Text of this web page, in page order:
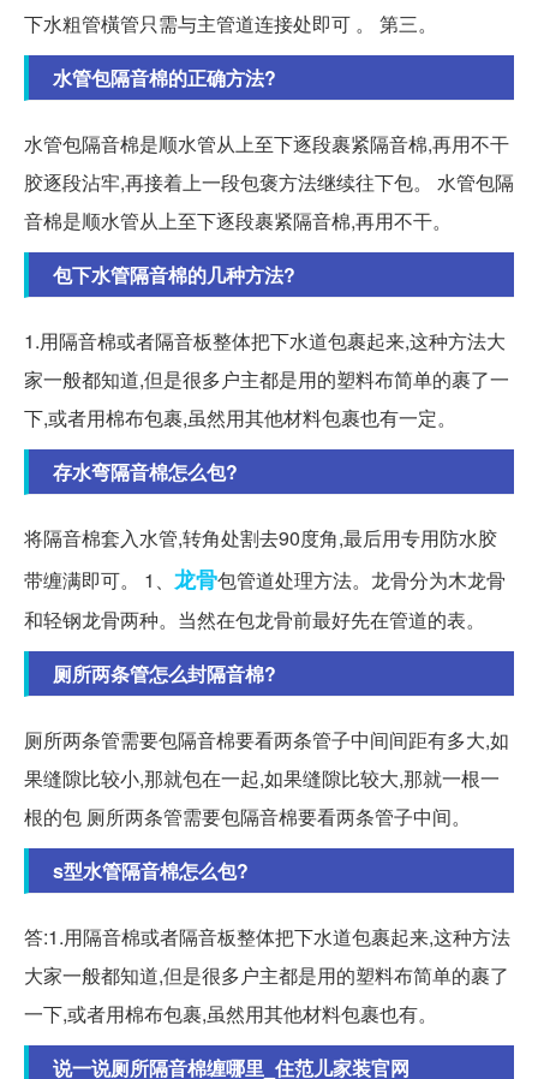
下水粗管橫管只需与主管道连接处即可 。 第三。
水管包隔音棉的正确方法?
水管包隔音棉是顺水管从上至下逐段裹紧隔音棉,再用不干
胶逐段沾牢,再接着上一段包褒方法继续往下包。 水管包隔
音棉是顺水管从上至下逐段裹紧隔音棉,再用不干。
包下水管隔音棉的几种方法?
1.用隔音棉或者隔音板整体把下水道包裹起来,这种方法大
家一般都知道,但是很多户主都是用的塑料布简单的裹了一
下,或者用棉布包裹,虽然用其他材料包裹也有一定。
存水弯隔音棉怎么包?
将隔音棉套入水管,转角处割去90度角,最后用专用防水胶
带缠满即可。 1、 龙骨包管道处理方法。龙骨分为木龙骨
和轻钢龙骨两种。当然在包龙骨前最好先在管道的表。
厕所两条管怎么封隔音棉?
厕所两条管需要包隔音棉要看两条管子中间间距有多大,如
果缝隙比较小,那就包在一起,如果缝隙比较大,那就一根一
根的包 厕所两条管需要包隔音棉要看两条管子中间。
s型水管隔音棉怎么包?
答:1.用隔音棉或者隔音板整体把下水道包裹起来,这种方法
大家一般都知道,但是很多户主都是用的塑料布简单的裹了
一下,或者用棉布包裹,虽然用其他材料包裹也有。
说一说厕所隔音棉缠哪里_住范儿家装官网